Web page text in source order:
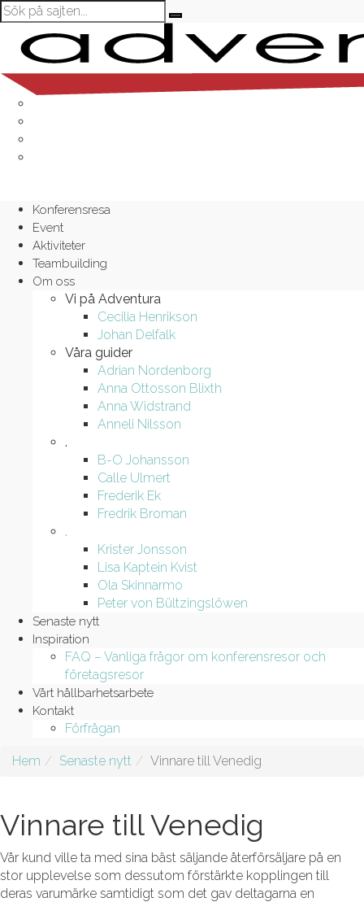
Konferensresa
Event
Aktiviteter
Teambuilding
Om oss
Vi på Adventura
Cecilia Henrikson
Johan Delfalk
Våra guider
Adrian Nordenborg
Anna Ottosson Blixth
Anna Widstrand
Anneli Nilsson
.
B-O Johansson
Calle Ulmert
Frederik Ek
Fredrik Broman
.
Krister Jonsson
Lisa Kaptein Kvist
Ola Skinnarmo
Peter von Bültzingslöwen
Senaste nytt
Inspiration
FAQ – Vanliga frågor om konferensresor och
företagsresor
Vårt hållbarhetsarbete
Kontakt
Förfrågan
Hem Senaste nytt Vinnare till Venedig
Vinnare till Venedig
Vår kund ville ta med sina bäst säljande återförsäljare på en
stor upplevelse som dessutom förstärkte kopplingen till
deras varumärke samtidigt som det gav deltagarna en